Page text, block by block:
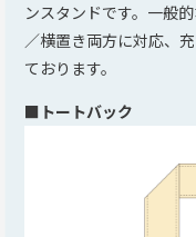
ンスタンドです。一般
／横置き両方に対応、
ております。
■トートバック